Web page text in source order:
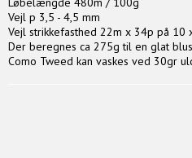
Vejl p 3,5 - 4,5 mm
Vejl strikkefasthed 22m x 34p på 10
Der beregnes ca 275g til en glat
Como Tweed kan vaskes ved 30gr